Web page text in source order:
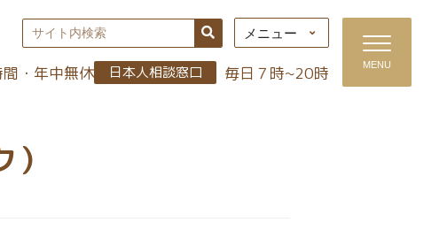
メニュー
・年中無休 日本人相談窓口 毎日７時~20時 MENU